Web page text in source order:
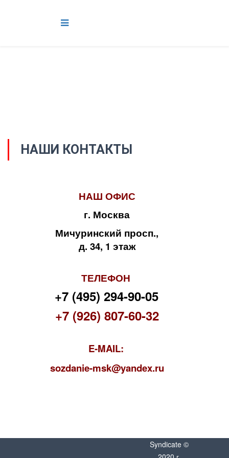
НАШИ КОНТАКТЫ
НАШ ОФИС
г. Москва
Мичуринский просп.,
д. 34, 1 этаж
ТЕЛЕФОН
+7 (495) 294-90-05
+7 (926) 807-60-32
E-MAIL:
sozdanie-msk@yandex.ru
Syndicate ©